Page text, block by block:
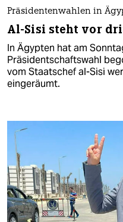
Präsidentenwahlen in
Al-Sisi steht vor
In Ägypten hat am
Präsidentschaftswahl
vom Staatschef al-Sisi
eingeräumt.